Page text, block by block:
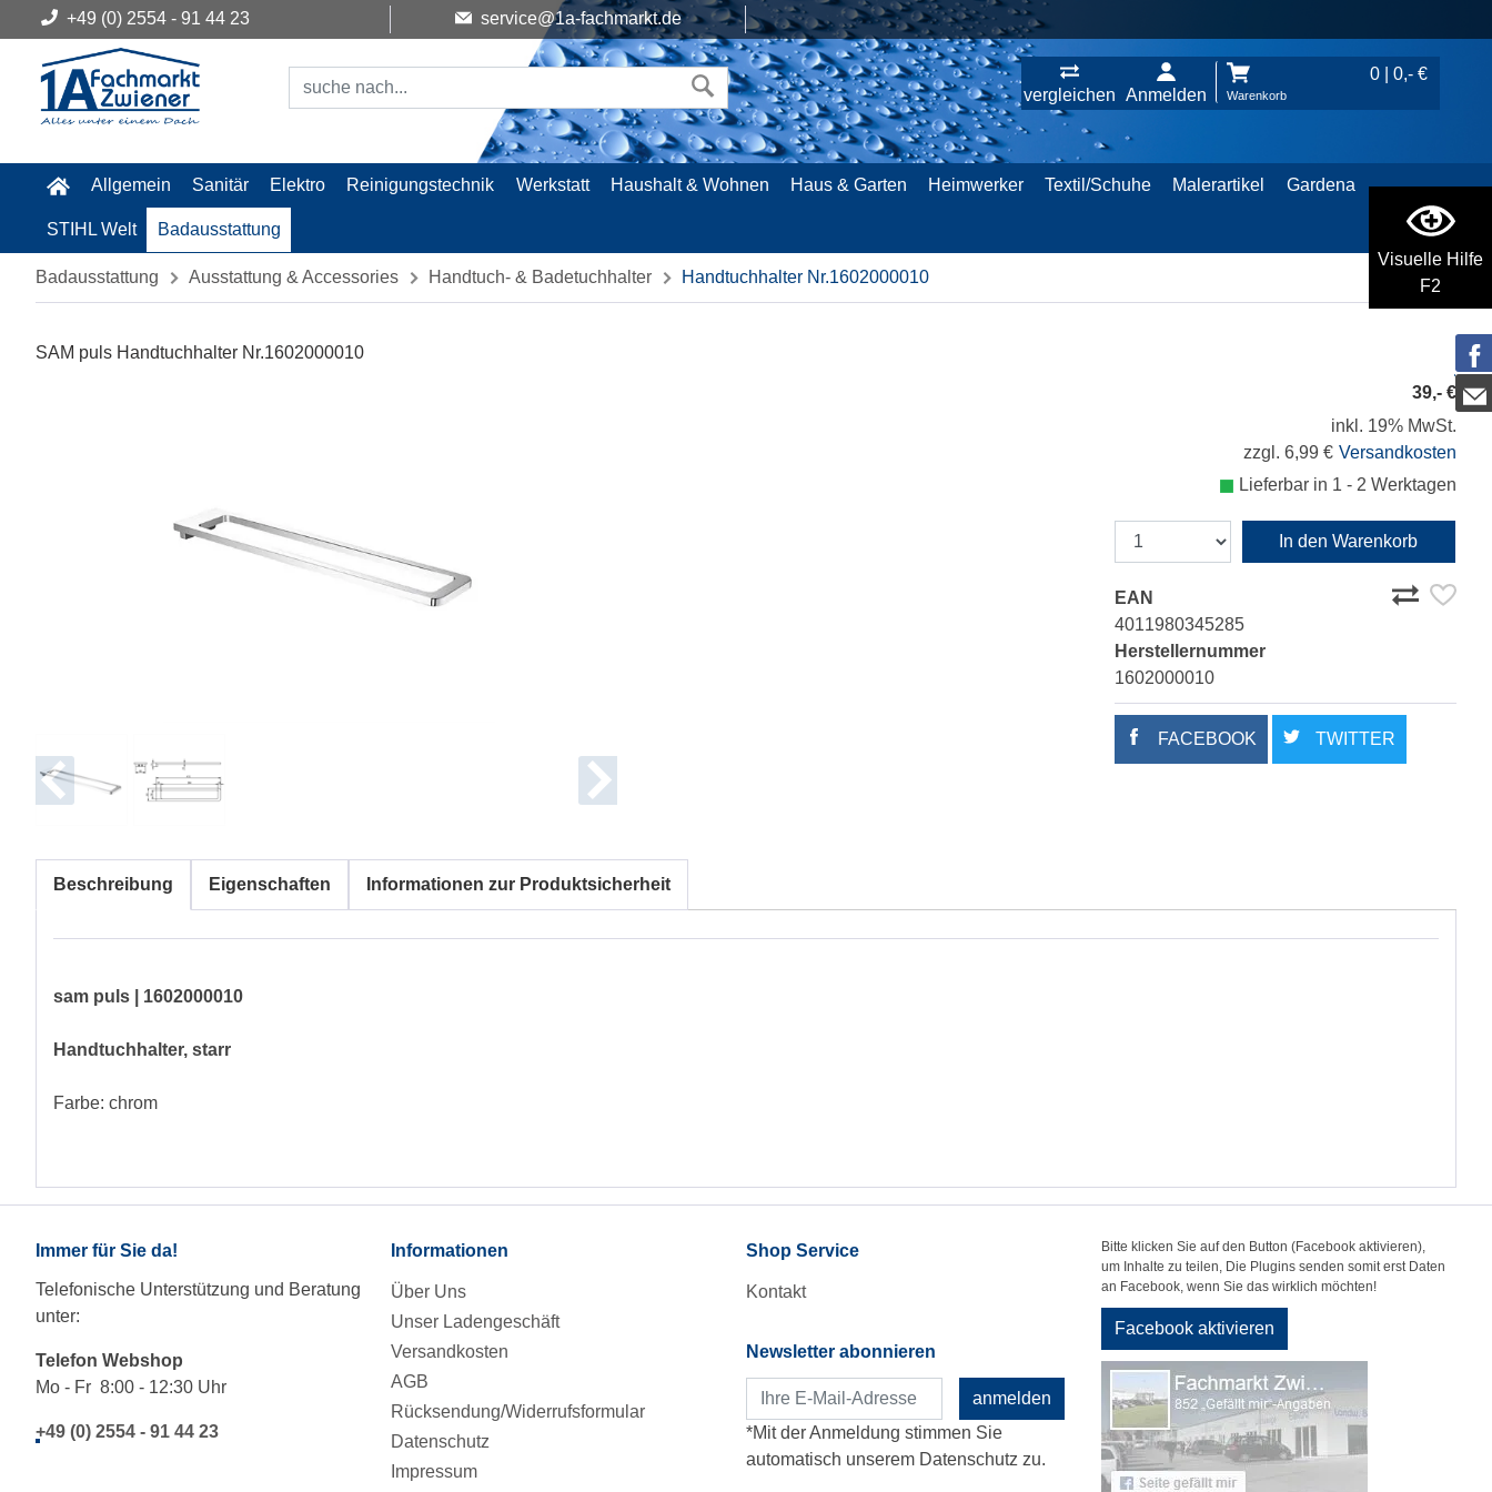
Visuelle Hilfe
F2
+49 (0) 2554 - 91 44 23 service@1a-fachmarkt.de
vergleichen Anmelden
0 | 0,- €
Warenkorb
Allgemein Sanitär Elektro Reinigungstechnik Werkstatt Haushalt & Wohnen Haus & Garten Heimwerker Textil/Schuhe Malerartikel Gardena
STIHL Welt Badausstattung
Badausstattung Ausstattung & Accessories Handtuch- & Badetuchhalter Handtuchhalter Nr.1602000010
SAM puls Handtuchhalter Nr.1602000010
39,- €
inkl. 19% MwSt.
zzgl. 6,99 € Versandkosten
Lieferbar in 1 - 2 Werktagen
In den Warenkorb
EAN
4011980345285
Herstellernummer
1602000010
FACEBOOK TWITTER
Beschreibung Eigenschaften Informationen zur Produktsicherheit
sam puls | 1602000010
Handtuchhalter, starr
Farbe: chrom
Immer für Sie da!
Telefonische Unterstützung und Beratung
unter:
Telefon Webshop
Mo - Fr 8:00 - 12:30 Uhr
+49 (0) 2554 - 91 44 23
Informationen
Über Uns
Unser Ladengeschäft
Versandkosten
AGB
Rücksendung/Widerrufsformular
Datenschutz
Impressum
Shop Service
Kontakt
Newsletter abonnieren
anmelden
*Mit der Anmeldung stimmen Sie
automatisch unserem Datenschutz zu.
Bitte klicken Sie auf den Button (Facebook aktivieren),
um Inhalte zu teilen, Die Plugins senden somit erst Daten
an Facebook, wenn Sie das wirklich möchten!
Facebook aktivieren